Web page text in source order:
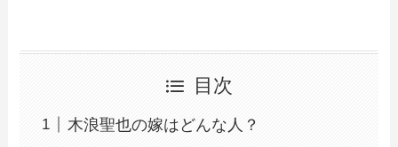
目次
木浪聖也の嫁はどんな人？